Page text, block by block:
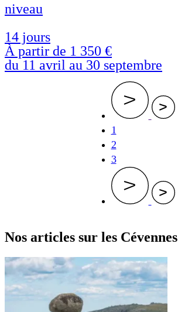
niveau
14 jours
À partir de 1 350 €
du 11 avril au 30 septembre
Page
courante
1
Page
2
Page
3
Nos articles sur les Cévennes